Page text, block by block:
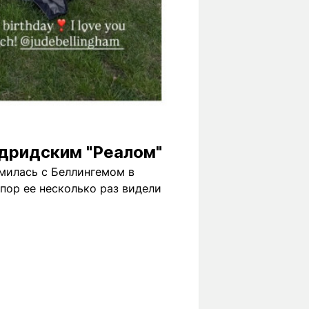
"Реалом"
с Беллингемом в
ее несколько раз видели